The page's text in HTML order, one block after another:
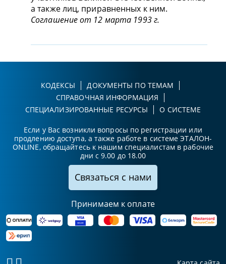
а также лиц, приравненных к ним.
Соглашение от 12 марта 1993 г.
КОДЕКСЫ
ДОКУМЕНТЫ ПО ТЕМАМ
СПРАВОЧНАЯ ИНФОРМАЦИЯ
СПЕЦИАЛИЗИРОВАННЫЕ РЕСУРСЫ
О СИСТЕМЕ
Если у Вас возникли вопросы по регистрации или
продлению доступа, а также работе в системе ЭТАЛОН-
ONLINE, обращайтесь к нашим специалистам в рабочие
дни с 9.00 до 18.00
Связаться с нами
Принимаем к оплате